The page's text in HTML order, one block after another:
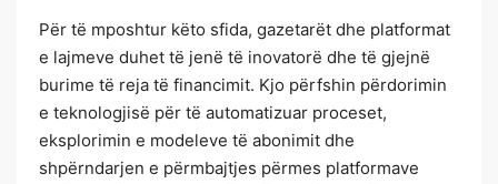
Për të mposhtur këto sfida, gazetarët dhe platformat
e lajmeve duhet të jenë të inovatorë dhe të gjejnë
burime të reja të financimit. Kjo përfshin përdorimin
e teknologjisë për të automatizuar proceset,
eksplorimin e modeleve të abonimit dhe
shpërndarjen e përmbajtjes përmes platformave